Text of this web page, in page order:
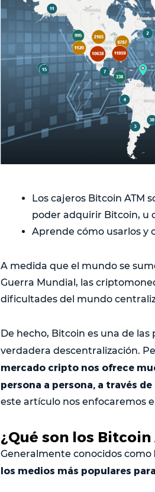
Los cajeros Bitcoin ATM
poder adquirir Bitcoin, u
Aprende cómo usarlos y
A medida que el mundo se
Guerra Mundial, las
dificultades del mundo
De hecho, Bitcoin es una de
verdadera descentralización.
mercado cripto nos ofrece
persona a persona, a través
este artículo nos enfocaremos
¿Qué son los Bitcoin
Generalmente conocidos como
los medios más populares